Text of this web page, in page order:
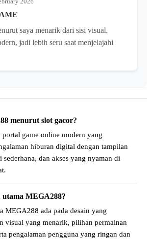
saya menarik dari sisi visual.
jadi lebih seru saat menjelajahi
menurut slot gacor?
game online modern yang
hiburan digital dengan tampilan
dan akses yang nyaman di
utama MEGA288?
MEGA288 ada pada desain yang
visual yang menarik, pilihan permainan
pengalaman pengguna yang ringan dan